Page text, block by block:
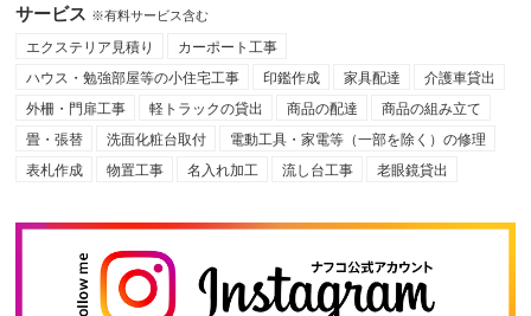
サービス ※有料サービス含む
エクステリア見積り
カーポート工事
ハウス・勉強部屋等の小住宅工事
印鑑作成 家具配達
介護車貸出
外柵・門扉工事
軽トラックの貸出 商品の配達
商品の組み立て
畳・張替
洗面化粧台取付
電動工具・家電等（一部を除く）の修理
表札作成
物置工事 名入れ加工 流し台工事 老眼鏡貸出